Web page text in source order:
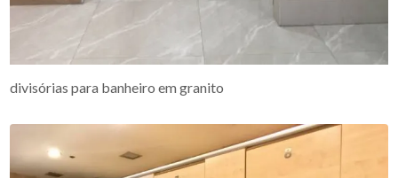
divisórias para banheiro em granito